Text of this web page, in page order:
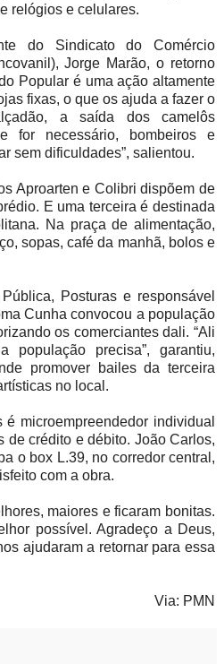
relógios e celulares.
do Sindicato do Comércio
Jorge Marão, o retorno
Popular é uma ação altamente
fixas, o que os ajuda a fazer o
a saída dos camelôs
for necessário, bombeiros e
sem dificuldades”, salientou.
Aproarten e Colibri dispõem de
E uma terceira é destinada
Na praça de alimentação,
sopas, café da manhã, bolos e
Posturas e responsável
Cunha convocou a população
os comerciantes dali. “Ali
população precisa”, garantiu,
promover bailes da terceira
no local.
microempreendedor individual
de crédito e débito. João Carlos,
o box L.39, no corredor central,
com a obra.
maiores e ficaram bonitas.
possível. Agradeço a Deus,
ajudaram a retornar para essa
Via: PMN